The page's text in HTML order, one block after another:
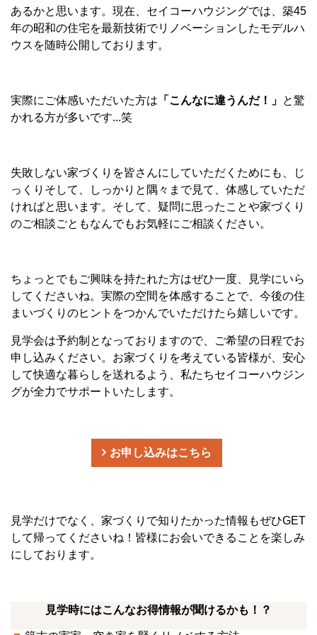
あるかと思います。現在、セイコーハウジングでは、築45
年の昭和の住宅を最新技術でリノベーションしたモデルハ
ウスを随時公開しております。
実際にご体感いただいた方は 「こんなに違うんだ！」 と驚
かれる方が多いです...笑
失敗しない家づくりを皆さんにしていただくためにも、じ
っくりそして、しっかりと隅々まで見て、体感していただ
ければと思います。そして、疑問に思ったことや家づくり
のご相談ごともなんでもお気軽にご相談ください。
ちょっとでもご興味を持たれた方はぜひ一度、見学にいら
してくださいね。実際の空間を体感することで、今後の住
まいづくりのヒントをつかんでいただけたら嬉しいです。
見学会は予約制となっておりますので、ご希望の日程でお
申し込みください。お家づくりを考えている皆様が、安心
して快適な暮らしを送れるよう、私たちセイコーハウジン
グが全力でサポートいたします。
お申し込みはこちら
見学だけでなく、家づくりで知りたかった情報もぜひGET
して帰ってくださいね！皆様にお会いできることを楽しみ
にしております。
見学時にはこんなお得情報が聞けるかも！？